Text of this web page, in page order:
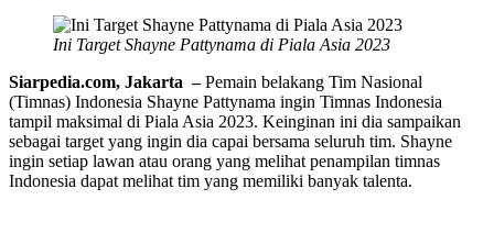
Ini Target Shayne Pattynama di Piala Asia 2023
Siarpedia.com, Jakarta –Pemain belakang Tim Nasional
(Timnas) Indonesia Shayne Pattynama ingin Timnas Indonesia
tampil maksimal di Piala Asia 2023. Keinginan ini dia sampaikan
sebagai target yang ingin dia capai bersama seluruh tim. Shayne
ingin setiap lawan atau orang yang melihat penampilan timnas
Indonesia dapat melihat tim yang memiliki banyak talenta.